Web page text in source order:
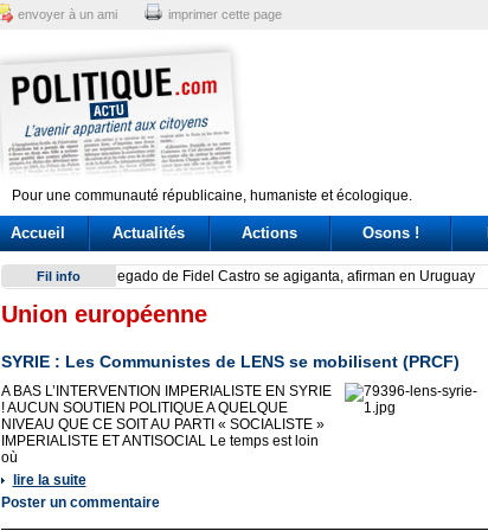
envoyer à un ami imprimer cette page
Pour une communauté républicaine, humaniste et écologique.
Accueil Actualités Actions Osons !
Fil info Have Tokyo and Seoul overcome their on-again, off-
Union européenne
SYRIE : Les Communistes de LENS se mobilisent (PRCF)
A BAS L’INTERVENTION IMPERIALISTE EN SYRIE
! AUCUN SOUTIEN POLITIQUE A QUELQUE
NIVEAU QUE CE SOIT AU PARTI « SOCIALISTE »
IMPERIALISTE ET ANTISOCIAL Le temps est loin
où
lire la suite
Poster un commentaire